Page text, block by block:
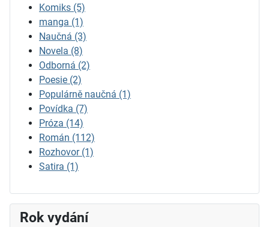
Komiks (5)
manga (1)
Naučná (3)
Novela (8)
Odborná (2)
Poesie (2)
Populárně naučná (1)
Povídka (7)
Próza (14)
Román (112)
Rozhovor (1)
Satira (1)
Rok vydání